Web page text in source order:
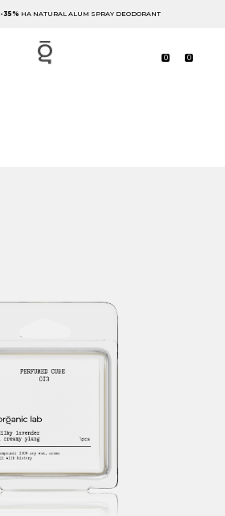
-35% НА NATURAL ALUM SPRAY DEODORANT
0 0